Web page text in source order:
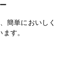
簡単においしく
す。